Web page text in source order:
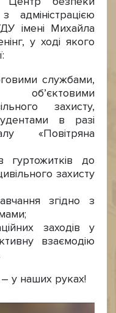
адміністрацією
імені Михайла
у ході якого
службами,
захисту,
в разі
«Повітряна
гуртожитків до
захисту
згідно з
заходів у
взаємодію
у наших руках!